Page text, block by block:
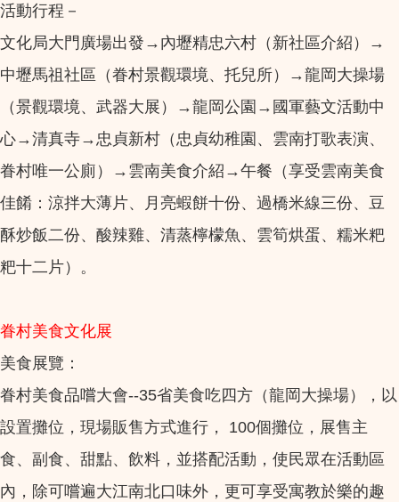
活動行程－
文化局大門廣場出發→內壢精忠六村（新社區介紹）→
中壢馬祖社區（眷村景觀環境、托兒所）→龍岡大操場
（景觀環境、武器大展）→龍岡公園→國軍藝文活動中
心→清真寺→忠貞新村（忠貞幼稚園、雲南打歌表演、
眷村唯一公廁）→雲南美食介紹→午餐（享受雲南美食
佳餚：涼拌大薄片、月亮蝦餅十份、過橋米線三份、豆
酥炒飯二份、酸辣雞、清蒸檸檬魚、雲筍烘蛋、糯米粑
粑十二片）。
眷村美食文化展
美食展覽：
眷村美食品嚐大會--35省美食吃四方（龍岡大操場），以
設置攤位，現場販售方式進行， 100個攤位，展售主
食、副食、甜點、飲料，並搭配活動，使民眾在活動區
內，除可嚐遍大江南北口味外，更可享受寓教於樂的趣